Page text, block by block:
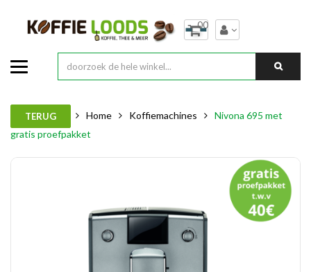
00
TERUG Home Koffiemachines
Nivona 695 met
gratis proefpakket